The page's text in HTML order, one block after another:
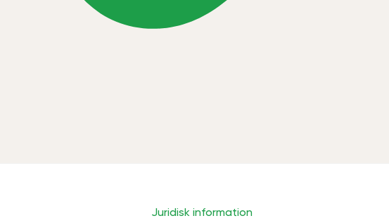
Juridisk information